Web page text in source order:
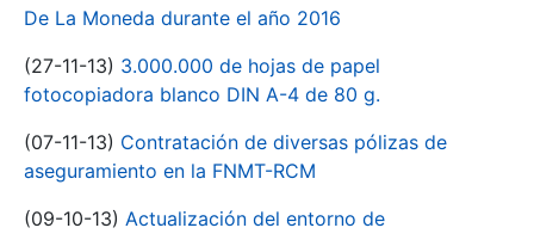
De La Moneda durante el año 2016
(27-11-13) 3.000.000 de hojas de papel
fotocopiadora blanco DIN A-4 de 80 g.
(07-11-13) Contratación de diversas pólizas de
aseguramiento en la FNMT-RCM
(09-10-13) Actualización del entorno de